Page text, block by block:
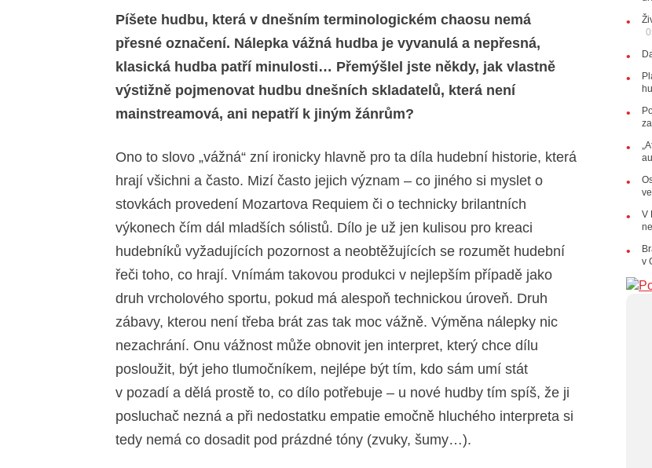
Píšete hudbu, která v dnešním terminologickém chaosu nemá
přesné označení. Nálepka vážná hudba je vyvanulá a nepřesná,
klasická hudba patří minulosti… Přemýšlel jste někdy, jak vlastně
výstižně pojmenovat hudbu dnešních skladatelů, která není
mainstreamová, ani nepatří k jiným žánrům?
Ono to slovo „vážná“ zní ironicky hlavně pro ta díla hudební historie, která
hrají všichni a často. Mizí často jejich význam – co jiného si myslet o
stovkách provedení Mozartova Requiem či o technicky brilantních
výkonech čím dál mladších sólistů. Dílo je už jen kulisou pro kreaci
hudebníků vyžadujících pozornost a neobtěžujících se rozumět hudební
řeči toho, co hrají. Vnímám takovou produkci v nejlepším případě jako
druh vrcholového sportu, pokud má alespoň technickou úroveň. Druh
zábavy, kterou není třeba brát zas tak moc vážně. Výměna nálepky nic
nezachrání. Onu vážnost může obnovit jen interpret, který chce dílu
posloužit, být jeho tlumočníkem, nejlépe být tím, kdo sám umí stát
v pozadí a dělá prostě to, co dílo potřebuje – u nové hudby tím spíš, že ji
posluchač nezná a při nedostatku empatie emočně hluchého interpreta si
tedy nemá co dosadit pod prázdné tóny (zvuky, šumy…).
V
v